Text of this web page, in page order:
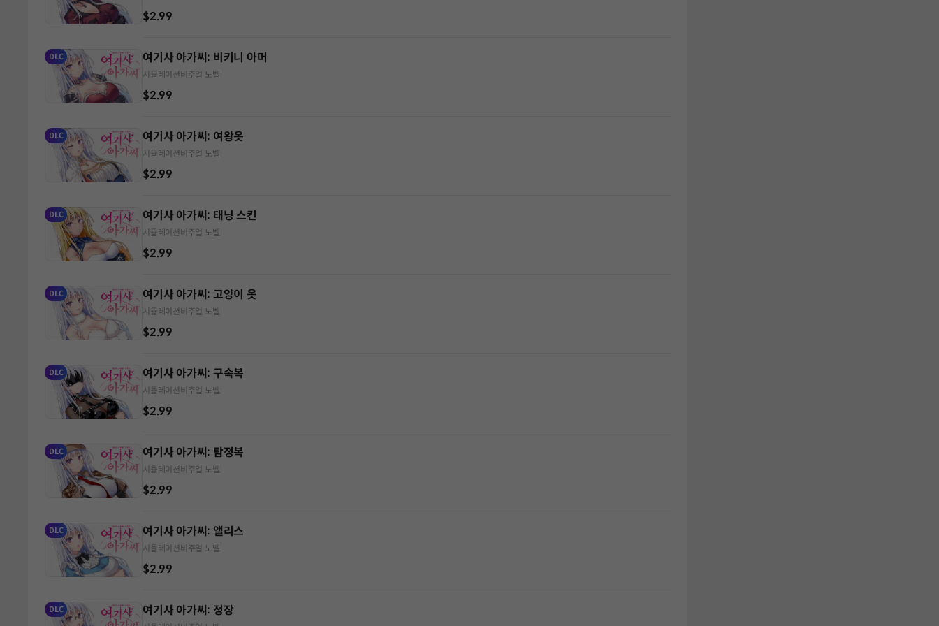
$2.99
DLC 여기사 아가씨: 비키니 아머
시뮬레이션 비주얼 노벨
$2.99
DLC 여기사 아가씨: 여왕옷
시뮬레이션 비주얼 노벨
$2.99
DLC 여기사 아가씨: 태닝 스킨
시뮬레이션 비주얼 노벨
$2.99
DLC 여기사 아가씨: 고양이 옷
시뮬레이션 비주얼 노벨
$2.99
DLC 여기사 아가씨: 구속복
시뮬레이션 비주얼 노벨
$2.99
DLC 여기사 아가씨: 탐정복
시뮬레이션 비주얼 노벨
$2.99
DLC 여기사 아가씨: 앨리스
시뮬레이션 비주얼 노벨
$2.99
DLC 여기사 아가씨: 정장